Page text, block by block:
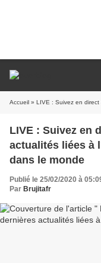
Accueil » LIVE : Suivez en direct avec
LIVE : Suivez en direct avec nous les dernières
actualités liées à
dans le monde
Publié le 25/02/2020 à
Par Brujitafr